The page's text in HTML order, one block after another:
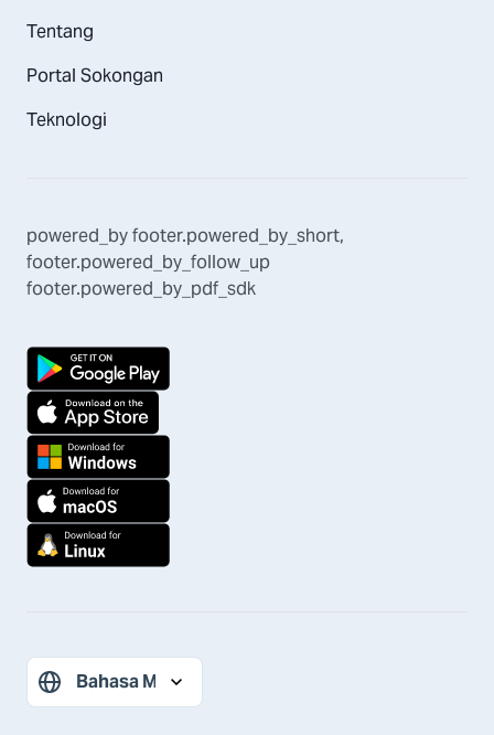
Tentang
Portal Sokongan
Teknologi
powered_byfooter.powered_by_short,
footer.powered_by_follow_up
footer.powered_by_pdf_sdk